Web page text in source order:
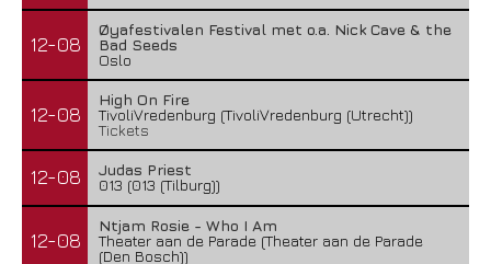
12-08
Øyafestivalen Festival met o.a. Nick Cave & the
Bad Seeds
Oslo
12-08
High On Fire
TivoliVredenburg (TivoliVredenburg (Utrecht))
Tickets
12-08
Judas Priest
013 (013 (Tilburg))
12-08
Ntjam Rosie - Who I Am
Theater aan de Parade (Theater aan de Parade
(Den Bosch))